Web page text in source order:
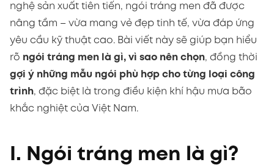
nghệ sản xuất tiên tiến, ngói tráng men đã được
nâng tầm – vừa mang vẻ đẹp tinh tế, vừa đáp ứng
yêu cầu kỹ thuật cao. Bài viết này sẽ giúp bạn hiểu
rõ ngói tráng men là gì, vì sao nên chọn, đồng thời
gợi ý những mẫu ngói phù hợp cho từng loại công
trình, đặc biệt là trong điều kiện khí hậu mưa bão
khắc nghiệt của Việt Nam.
I. Ngói tráng men là gì?